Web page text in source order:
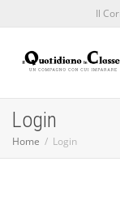
Il
Login
Home Login